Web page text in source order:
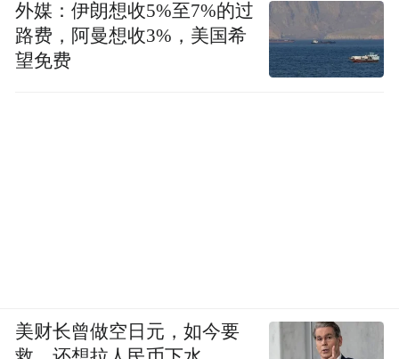
外媒：伊朗想收5%至7%的过
路费，阿曼想收3%，美国希
望免费
美财长曾做空日元，如今要